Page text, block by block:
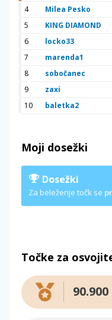
4
Milea Pesko
5
KING DIAMOND
6
locko33
7
marenda1
8
sobočanec
9
zaxi
10
baletka2
Moji dosežki
Dosežki
Za beleženje točk se
Točke za
90.900